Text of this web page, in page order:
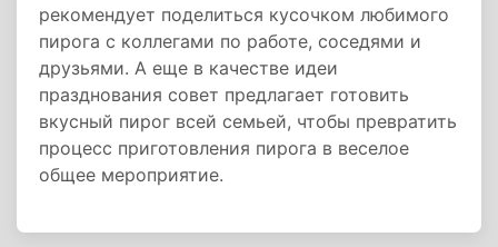
рекомендует поделиться кусочком любимого
пирога с коллегами по работе, соседями и
друзьями. А еще в качестве идеи
празднования совет предлагает готовить
вкусный пирог всей семьей, чтобы превратить
процесс приготовления пирога в веселое
общее мероприятие.